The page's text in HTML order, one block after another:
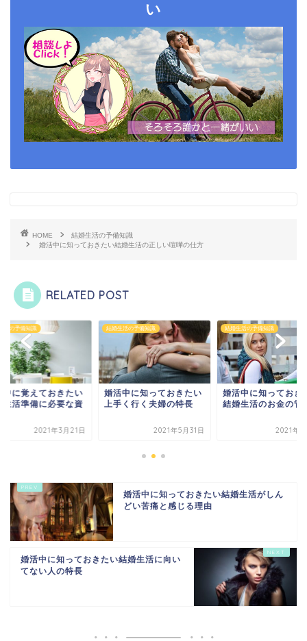
い
HOME
結婚生活の予備知識
婚活中に知っておきたい結婚生活の正しい喧嘩の仕方
RELATED POST
活の予備知識
中に覚えておきたい
生活準備に必要な資
2021年3月21日
結婚生活の予備知識
婚活中に知っておきたい
上手く行く夫婦の特長
2021年5月31日
結婚生活の予備知識
婚活中に知っておき
結婚生活のお金の管
2021年5
婚活中に知っておきたい結婚生活がしん
どい苦痛と感じる理由
婚活中に知っておきたい結婚生活に向い
てない人の特長